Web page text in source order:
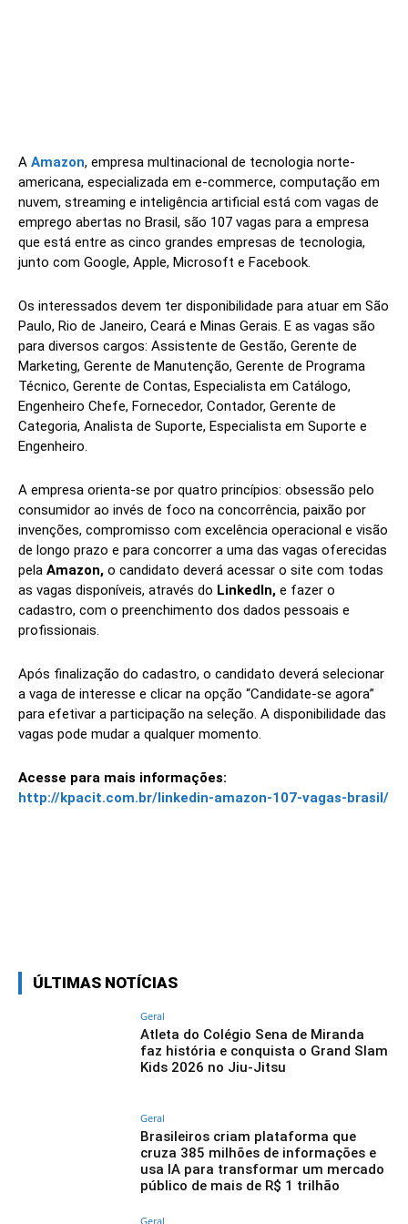
A Amazon, empresa multinacional de tecnologia norte-
americana, especializada em e-commerce, computação em
nuvem, streaming e inteligência artificial está com vagas de
emprego abertas no Brasil, são 107 vagas para a empresa
que está entre as cinco grandes empresas de tecnologia,
junto com Google, Apple, Microsoft e Facebook.
Os interessados devem ter disponibilidade para atuar em São
Paulo, Rio de Janeiro, Ceará e Minas Gerais. E as vagas são
para diversos cargos: Assistente de Gestão, Gerente de
Marketing, Gerente de Manutenção, Gerente de Programa
Técnico, Gerente de Contas, Especialista em Catálogo,
Engenheiro Chefe, Fornecedor, Contador, Gerente de
Categoria, Analista de Suporte, Especialista em Suporte e
Engenheiro.
A empresa orienta-se por quatro princípios: obsessão pelo
consumidor ao invés de foco na concorrência, paixão por
invenções, compromisso com excelência operacional e visão
de longo prazo e para concorrer a uma das vagas oferecidas
pela Amazon, o candidato deverá acessar o site com todas
as vagas disponíveis, através do LinkedIn, e fazer o
cadastro, com o preenchimento dos dados pessoais e
profissionais.
Após finalização do cadastro, o candidato deverá selecionar
a vaga de interesse e clicar na opção “Candidate-se agora”
para efetivar a participação na seleção. A disponibilidade das
vagas pode mudar a qualquer momento.
Acesse para mais informações:
http://kpacit.com.br/linkedin-amazon-107-vagas-brasil/
ÚLTIMAS NOTÍCIAS
Geral
Atleta do Colégio Sena de Miranda
faz história e conquista o Grand Slam
Kids 2026 no Jiu-Jitsu
Geral
Brasileiros criam plataforma que
cruza 385 milhões de informações e
usa IA para transformar um mercado
público de mais de R$ 1 trilhão
Geral